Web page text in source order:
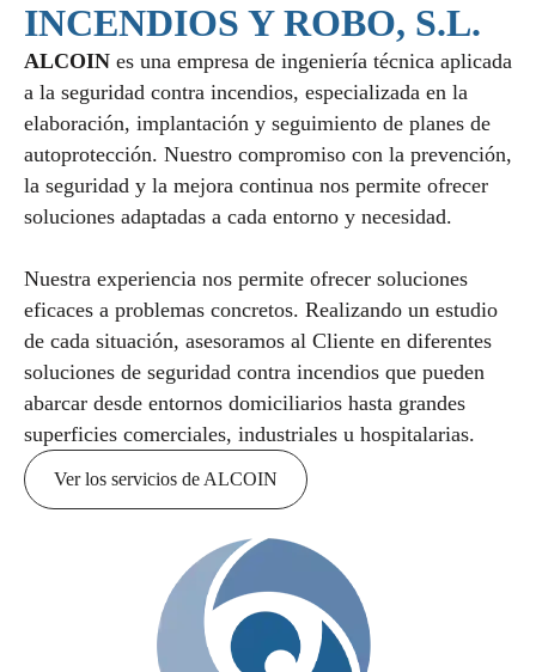
INCENDIOS Y ROBO, S.L.
ALCOIN es una empresa de ingeniería técnica aplicada
a la seguridad contra incendios, especializada en la
elaboración, implantación y seguimiento de planes de
autoprotección. Nuestro compromiso con la prevención,
la seguridad y la mejora continua nos permite ofrecer
soluciones adaptadas a cada entorno y necesidad.
Nuestra experiencia nos permite ofrecer soluciones
eficaces a problemas concretos. Realizando un estudio
de cada situación, asesoramos al Cliente en diferentes
soluciones de seguridad contra incendios que pueden
abarcar desde entornos domiciliarios hasta grandes
superficies comerciales, industriales u hospitalarias.
Ver los servicios de ALCOIN